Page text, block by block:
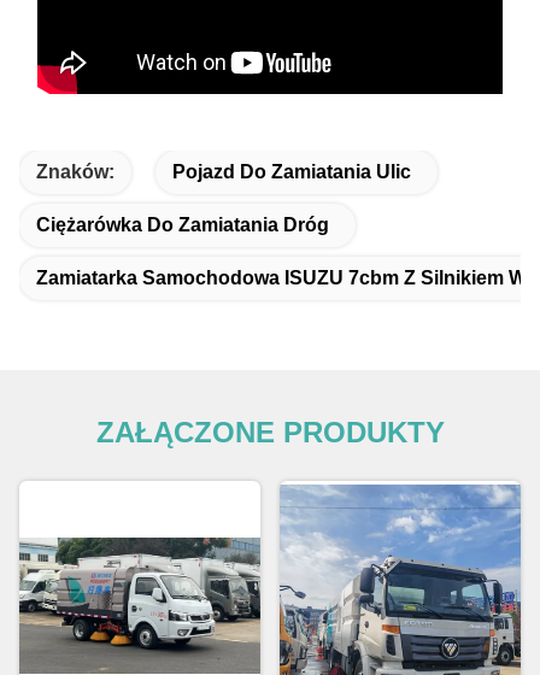
Znaków: Pojazd Do Zamiatania Ulic
Ciężarówka Do Zamiatania Dróg
Zamiatarka Samochodowa ISUZU 7cbm Z Silnikiem
ZAŁĄCZONE PRODUKTY